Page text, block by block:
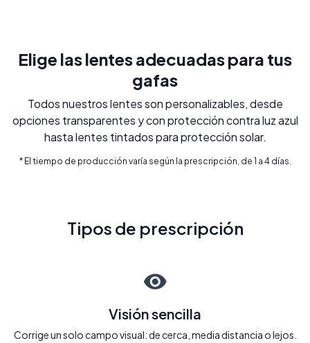
Elige las lentes adecuadas para tus
gafas
Todos nuestros lentes son personalizables, desde
opciones transparentes y con protección contra luz azul
hasta lentes tintados para protección solar.
* El tiempo de producción varía según la prescripción, de 1 a 4 días.
Tipos de prescripción
Visión sencilla
Corrige un solo campo visual: de cerca, media distancia o lejos.